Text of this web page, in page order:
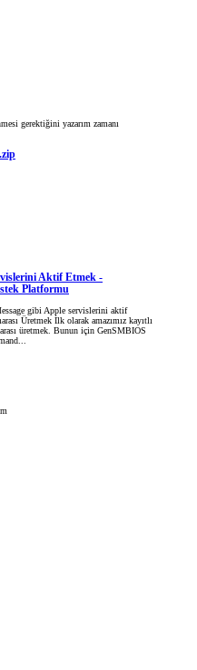
gerektiğini yazarım zamanı
Aktif Etmek -
Platformu
gibi Apple servislerini aktif
Üretmek İlk olarak amazımız kayıtlı
üretmek. Bunun için GenSMBIOS